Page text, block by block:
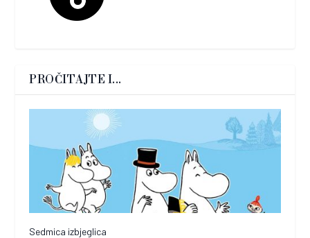
PROČITAJTE I...
Sedmica izbjeglica